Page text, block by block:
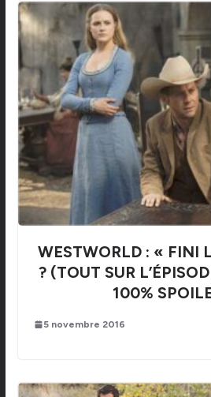
WESTWORLD : « FINI
? (TOUT SUR
100%
5 novembre 2016